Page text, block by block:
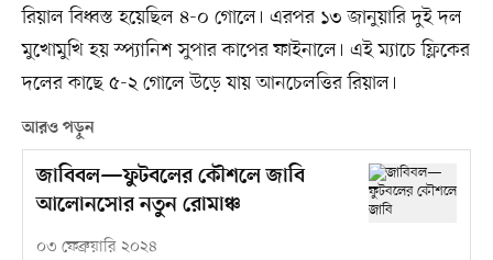
রিয়াল বিধ্বস্ত হয়েছিল ৪-০ গোলে। এরপর ১৩ জানুয়ারি দুই দল
মুখোমুখি হয় স্প্যানিশ সুপার কাপের ফাইনালে। এই ম্যাচে ফ্লিকের
দলের কাছে ৫-২ গোলে উড়ে যায় আনচেলত্তির রিয়াল।
আরও পড়ুন
জাবিবল—ফুটবলের কৌশলে জাবি
আলোনসোর নতুন রোমাঞ্চ
০৩ ফেব্রুয়ারি ২০২৪